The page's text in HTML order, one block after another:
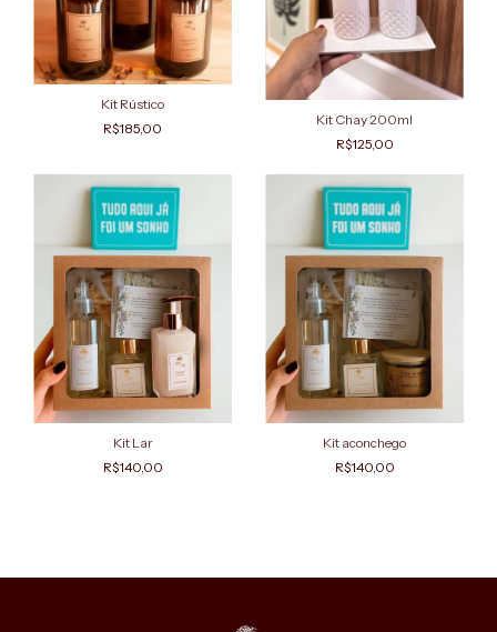
Kit Rústico
R$185,00
Kit Chay 200ml
R$125,00
Kit Lar
R$140,00
Kit aconchego
R$140,00